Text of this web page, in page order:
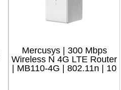
Mercusys | 300 Mbps
Wireless N 4G LTE Router
| MB110-4G | 802.11n | 10